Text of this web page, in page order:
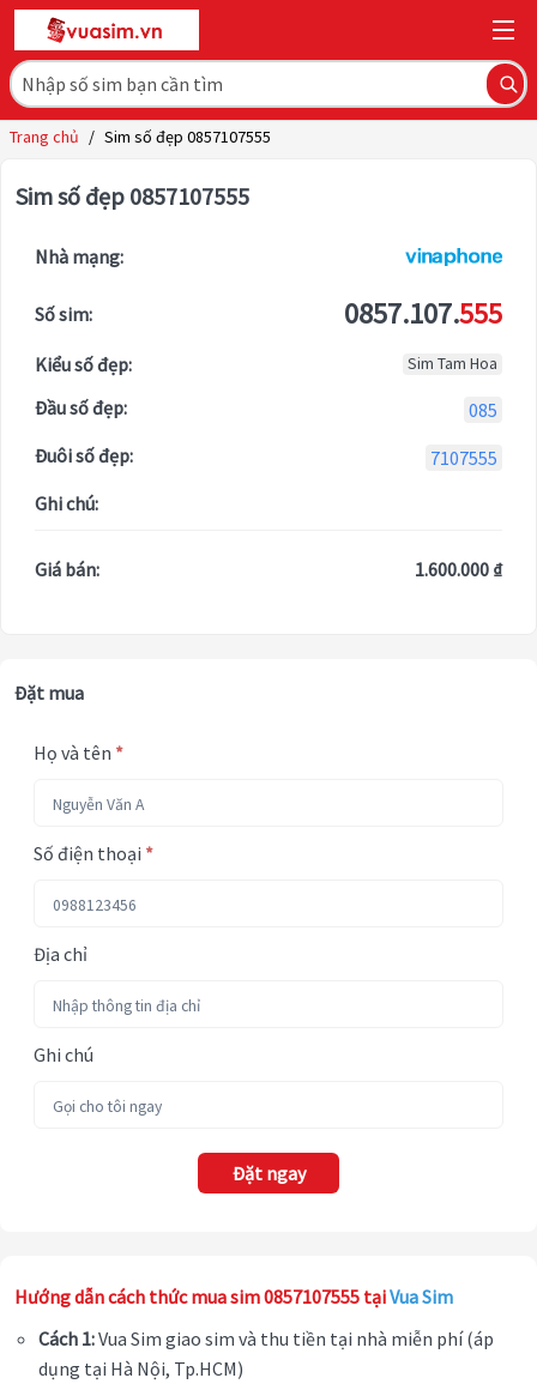
Trang chủ / Sim số đẹp 0857107555
Sim số đẹp 0857107555
Nhà mạng:
Số sim: 0857.107.555
Kiểu số đẹp: Sim Tam Hoa
Đầu số đẹp:
085
Đuôi số đẹp:
7107555
Ghi chú:
Giá bán: 1.600.000 ₫
Đặt mua
Họ và tên *
Số điện thoại *
Địa chỉ
Ghi chú
Đặt ngay
Hướng dẫn cách thức mua sim 0857107555 tạiVua Sim
Cách 1:Vua Sim giao sim và thu tiền tại nhà miễn phí (áp
dụng tại Hà Nội, Tp.HCM)